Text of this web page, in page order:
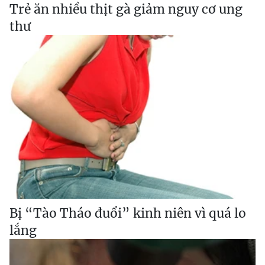
Trẻ ăn nhiều thịt gà giảm nguy cơ ung
thư
Bị “Tào Tháo đuổi” kinh niên vì quá lo
lắng